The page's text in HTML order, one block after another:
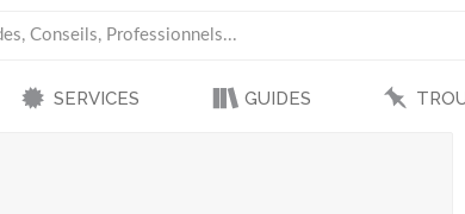
SERVICES GUIDES